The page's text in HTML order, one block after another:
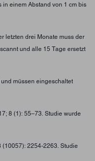
in einem Abstand von 1 cm bis
letzten drei Monate muss der
und alle 15 Tage ersetzt
müssen eingeschaltet
8 (1): 55–73. Studie wurde
(10057): 2254-2263. Studie